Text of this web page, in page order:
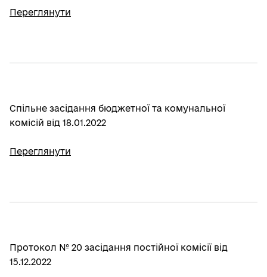
Переглянути
Спільне засідання бюджетної та комунальної
комісій від 18.01.2022
Переглянути
Протокол № 20 засідання постійної комісії від
15.12.2022